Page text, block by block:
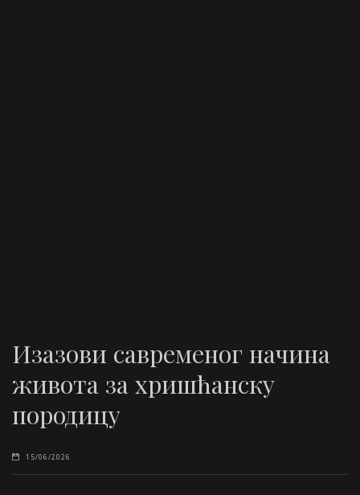
Изазови савременог начина
живота за хришћанску
породицу
15/06/2026